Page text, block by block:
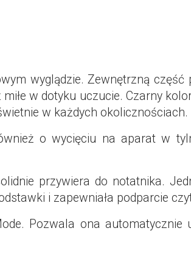
wyglądzie. Zewnętrzną część
w dotyku uczucie. Czarny
w każdych okolicznościach.
o wycięciu na aparat w
przywiera do notatnika.
i zapewniała podparcie
Pozwala ona automatycznie